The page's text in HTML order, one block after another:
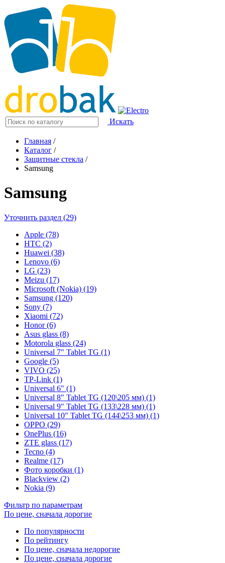
Искать
Главная /
Каталог /
Защитные стекла /
Samsung
Samsung
Уточнить раздел (29)
Apple (78)
HTC (2)
Huawei (38)
Lenovo (6)
LG (23)
Meizu (17)
Microsoft (Nokia) (19)
Samsung (120)
Sony (7)
Xiaomi (72)
Honor (6)
Asus glass (8)
Motorola glass (24)
Universal 7" Tablet TG (1)
Google (5)
VIVO (25)
TP-Link (1)
Universal 6" (1)
Universal 8" Tablet TG (120\205 мм) (1)
Universal 9" Tablet TG (133\228 мм) (1)
Universal 10" Tablet TG (144\253 мм) (1)
OPPO (29)
OnePlus (16)
ZTE glass (17)
Tecno (4)
Realme (17)
Фото коробки (1)
Blackview (2)
Nokia (9)
Фильтр по параметрам
По цене, сначала дорогие
По популярности
По рейтингу
По цене, сначала недорогие
По цене, сначала дорогие